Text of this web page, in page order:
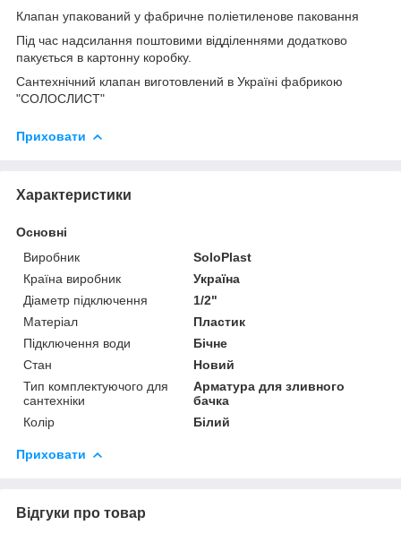
Клапан упакований у фабричне поліетиленове паковання
Під час надсилання поштовими відділеннями додатково
пакується в картонну коробку.
Сантехнічний клапан виготовлений в Україні фабрикою
"СОЛОСЛИСТ"
Приховати
Характеристики
Основні
Виробник
SoloPlast
Країна виробник
Україна
Діаметр підключення
1/2"
Матеріал
Пластик
Підключення води
Бічне
Стан
Новий
Тип комплектуючого для
сантехніки
Арматура для зливного
бачка
Колір
Білий
Приховати
Відгуки про товар